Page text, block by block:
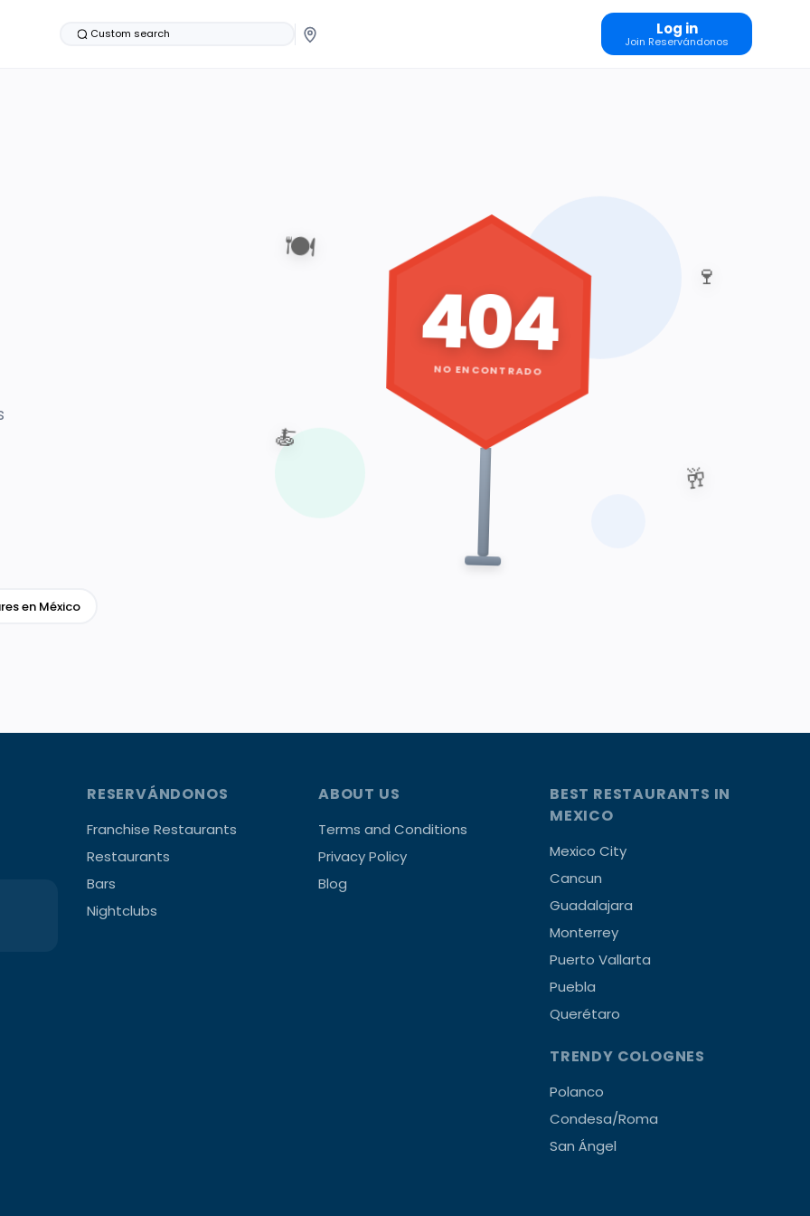
Custom search Log in
Join Reservándonos
en México
🍽️
🍷
🥂
🍝
404
NO ENCONTRADO
RESERVÁNDONOS
Franchise Restaurants
Restaurants
Bars
Nightclubs
ABOUT US
Terms and Conditions
Privacy Policy
Blog
BEST RESTAURANTS IN
MEXICO
Mexico City
Cancun
Guadalajara
Monterrey
Puerto Vallarta
Puebla
Querétaro
TRENDY COLOGNES
Polanco
Condesa/Roma
San Ángel